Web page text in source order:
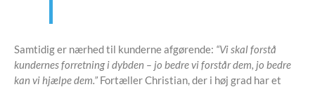
Samtidig er nærhed til kunderne afgørende: “Vi skal forstå
kundernes forretning i dybden – jo bedre vi forstår dem, jo bedre
kan vi hjælpe dem.” Fortæller Christian, der i høj grad har et